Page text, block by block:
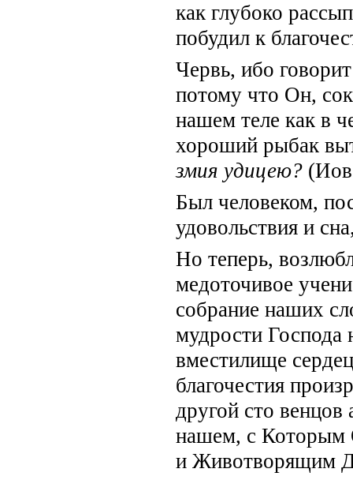
как глубоко
побудил к
Червь, ибо
потому что Он,
нашем теле как в
хороший рыбак
змия удицею?
Был человеком,
удовольствия и
Но теперь,
медоточивое
собрание наших
мудрости Господа
вместилище
благочестия
другой сто
нашем, с Которым
и Животво­рящим